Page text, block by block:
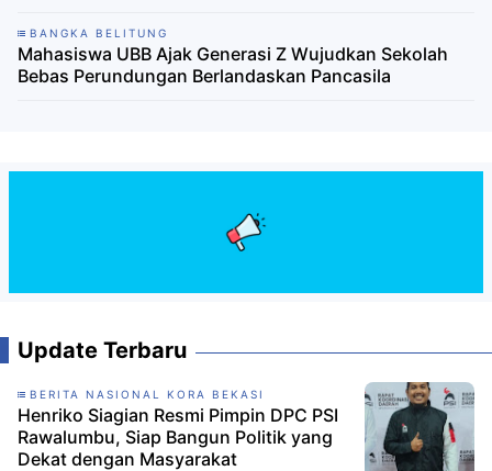
BANGKA BELITUNG
Mahasiswa UBB Ajak Generasi Z Wujudkan Sekolah
Bebas Perundungan Berlandaskan Pancasila
Update Terbaru
BERITA NASIONAL KORA BEKASI
Henriko Siagian Resmi Pimpin DPC PSI
Rawalumbu, Siap Bangun Politik yang
Dekat dengan Masyarakat